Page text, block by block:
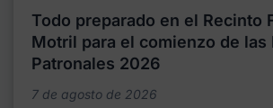
Todo preparado en el Recinto
Motril para el comienzo de las
Patronales 2026
7 de agosto de 2026